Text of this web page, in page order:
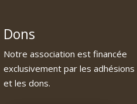
Dons
Notre association est financée
exclusivement par les adhésions
et les dons.